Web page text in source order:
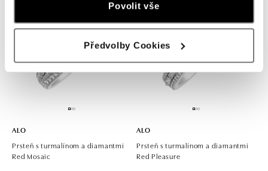
Povolit vše
Předvolby Cookies
ALO
Prsteň s turmalínom a diamantmi
Red Mosaic
ALO
Prsteň s turmalínom a diamantmi
Red Pleasure